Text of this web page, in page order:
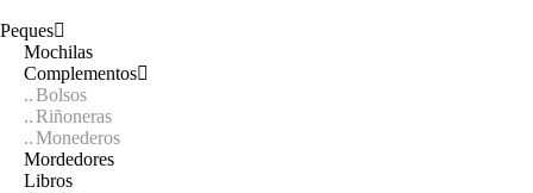
Peques
Mochilas
Complementos
Bolsos
Riñoneras
Monederos
Mordedores
Libros